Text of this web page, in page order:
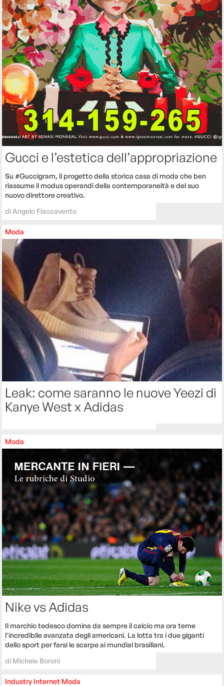
Gucci e l’estetica dell’appropriazione
Su #Guccigram, il progetto della storica casa di moda che ben
riassume il modus operandi della contemporaneità e del suo
nuovo direttore creativo.
di Angelo Flaccavento
Moda
Leak: come saranno le nuove Yeezi di
Kanye West x Adidas
Moda
Nike vs Adidas
Il marchio tedesco domina da sempre il calcio ma ora teme
l'incredibile avanzata degli americani. La lotta tra i due giganti
dello sport per farsi le scarpe ai mundial brasiliani.
di Michele Boroni
Industry Internet Moda